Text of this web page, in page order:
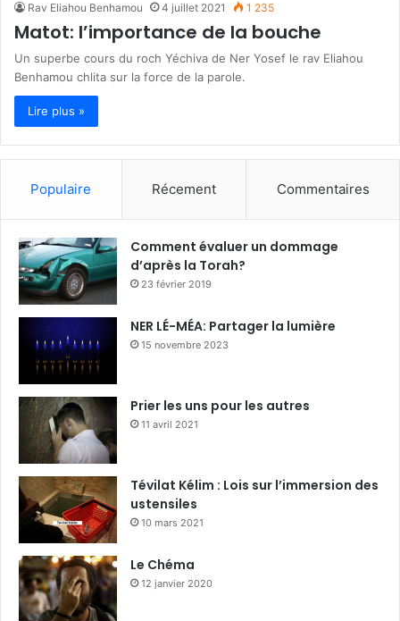
Rav Eliahou Benhamou 4 juillet 2021 1 235
Matot: l’importance de la bouche
Un superbe cours du roch Yéchiva de Ner Yosef le rav Eliahou
Benhamou chlita sur la force de la parole.
Lire plus »
Populaire Récement Commentaires
Comment évaluer un dommage
d’après la Torah?
23 février 2019
NER LÉ-MÉA: Partager la lumière
15 novembre 2023
Prier les uns pour les autres
11 avril 2021
Tévilat Kélim : Lois sur l’immersion des
ustensiles
10 mars 2021
Le Chéma
12 janvier 2020